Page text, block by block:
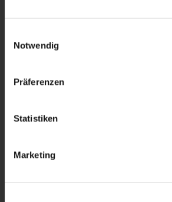
Notwendig
Präferenzen
Statistiken
Marketing
Heckerdamm 230, 13627 Berlin |
Offene Kirche: Täglich 08-18 Uhr